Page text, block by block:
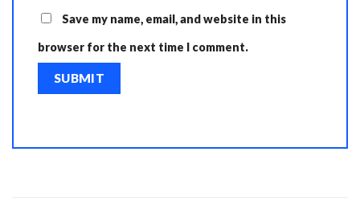
Save my name, email, and website in this
browser for the next time I comment.